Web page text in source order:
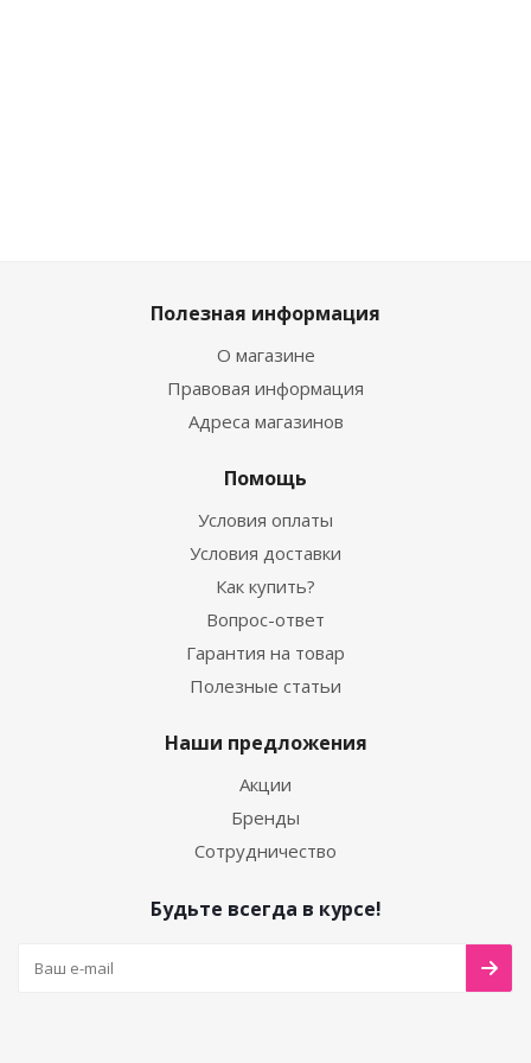
Полезная информация
О магазине
Правовая информация
Адреса магазинов
Помощь
Условия оплаты
Условия доставки
Как купить?
Вопрос-ответ
Гарантия на товар
Полезные статьи
Наши предложения
Акции
Бренды
Сотрудничество
Будьте всегда в курсе!